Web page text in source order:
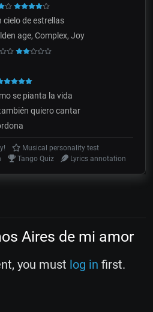
cielo de estrellas
age, Complex, Joy
se pianta la vida
quiero cantar
Musical personality test
Tango Quiz Lyrics annotation
Aires de mi amor
you must log in first.